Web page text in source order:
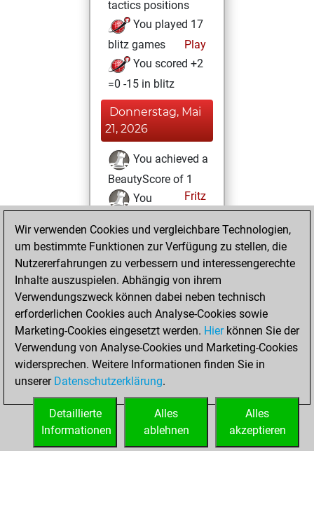
tactics positions
You played 17
blitz games
Play
You scored +2
=0 -15 in blitz
Donnerstag, Mai
21, 2026
You achieved a
BeautyScore of 1
Fritz
You
of 1591
You created
your Fritz account
Freitag, Februar
28, 2020
You played 25
slow games
Play
You scored +4
=2 -19 in slow games
Wir verwenden Cookies und vergleichbare Technologien,
um bestimmte Funktionen zur Verfügung zu stellen, die
Nutzererfahrungen zu verbessern und interessengerechte
Inhalte auszuspielen. Abhängig von ihrem
Verwendungszweck können dabei neben technisch
erforderlichen Cookies auch Analyse-Cookies sowie
Marketing-Cookies eingesetzt werden. Hierkönnen Sie der
Verwendung von Analyse-Cookies und Marketing-Cookies
widersprechen. Weitere Informationen finden Sie in
unserer Datenschutzerklärung.
Alles
akzeptieren
Alles
ablehnen
Detaillierte
Informationen